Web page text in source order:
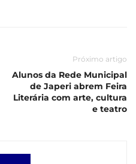
Próximo artigo
Alunos da Rede Municipal
de Japeri abrem Feira
Literária com arte, cultura
e teatro